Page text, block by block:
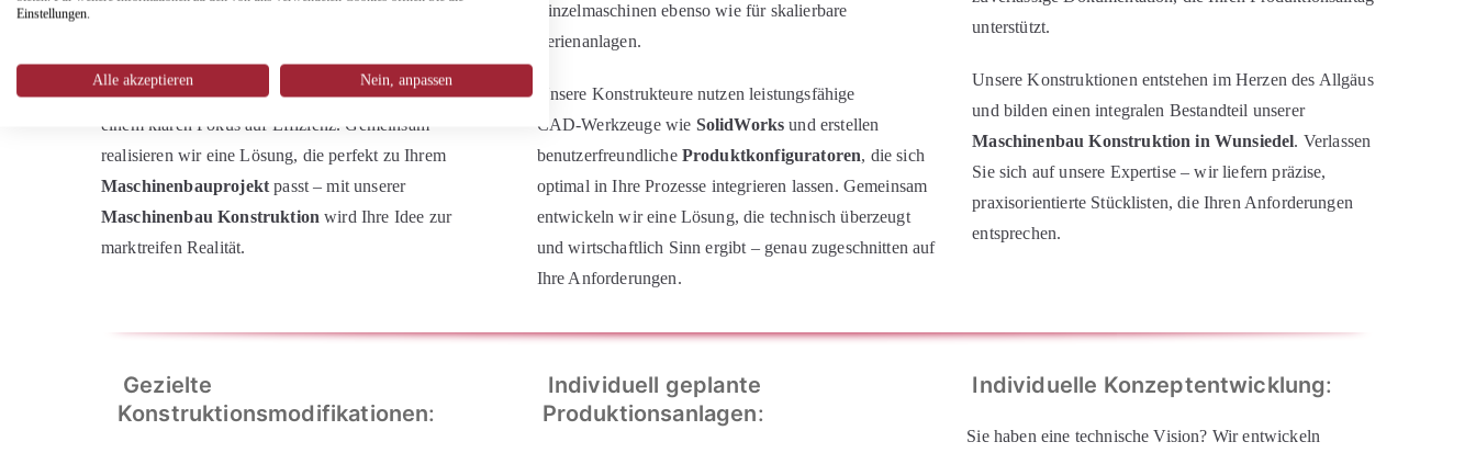
Vom ersten Konzept bis zur finalen Umsetzung
begleiten wir Sie mit fundiertem technischen Wissen und
einem klaren Fokus auf Effizienz. Gemeinsam
realisieren wir eine Lösung, die perfekt zu Ihrem
Maschinenbauprojekt passt – mit unserer
Maschinenbau Konstruktion wird Ihre Idee zur
marktreifen Realität.
Einzelmaschinen ebenso wie für skalierbare
Serienanlagen.
Unsere Konstrukteure nutzen leistungsfähige
CAD‑Werkzeuge wie SolidWorks und erstellen
benutzerfreundliche Produktkonfiguratoren, die sich
optimal in Ihre Prozesse integrieren lassen. Gemeinsam
entwickeln wir eine Lösung, die technisch überzeugt
und wirtschaftlich Sinn ergibt – genau zugeschnitten auf
Ihre Anforderungen.
unterstützt.
Unsere Konstruktionen entstehen im Herzen des Allgäus
und bilden einen integralen Bestandteil unserer
Maschinenbau Konstruktion in Wunsiedel. Verlassen
Sie sich auf unsere Expertise – wir liefern präzise,
praxisorientierte Stücklisten, die Ihren Anforderungen
entsprechen.
Gezielte
Konstruktionsmodifikationen:
Individuell geplante
Produktionsanlagen:
Individuelle Konzeptentwicklung:
Sie haben eine technische Vision? Wir entwickeln
Einstellungen.
Alle akzeptieren Nein, anpassen